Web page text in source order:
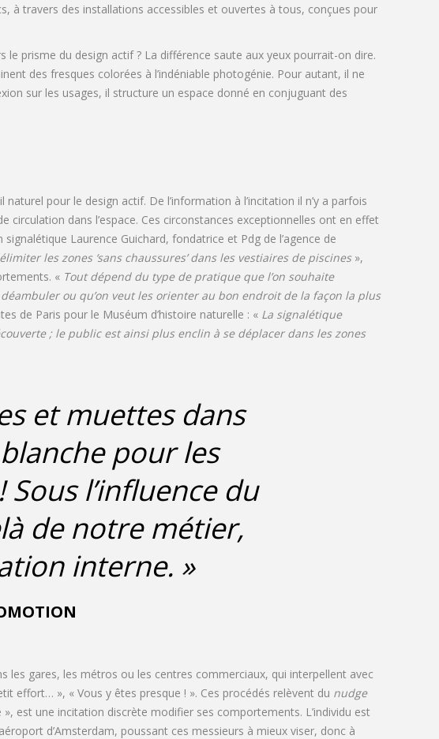
à travers des installations accessibles et ouvertes à tous, conçues pour
le prisme du design actif ? La différence saute aux yeux pourrait-on dire.
des fresques colorées à l’indéniable photogénie. Pour autant, il ne
sur les usages, il structure un espace donné en conjuguant des
pour le design actif. De l’information à l’incitation il n’y a parfois
circulation dans l’espace. Ces circonstances exceptionnelles ont en effet
Laurence Guichard, fondatrice et Pdg de l’agence de
les zones ‘sans chaussures’ dans les vestiaires de piscines»,
« Tout dépend du type de pratique que l’on souhaite
ou qu’on veut les orienter au bon endroit de la façon la plus
de Paris pour le Muséum d’histoire naturelle : « La signalétique
; le public est ainsi plus enclin à se déplacer dans les zones
et muettes dans
pour les
l’influence du
de notre métier,
interne. »
les gares, les métros ou les centres commerciaux, qui interpellent avec
effort… », « Vous y êtes presque ! ». Ces procédés relèvent du nudge
est une incitation discrète modifier ses comportements. L’individu est
d’Amsterdam, poussant ces messieurs à mieux viser, donc à